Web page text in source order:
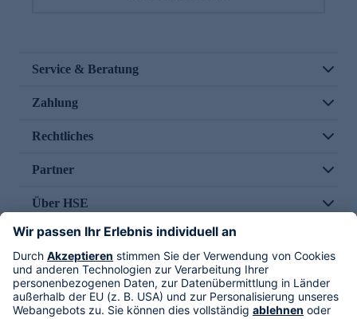
Service & Beratung
Zahlung
Rechtliches
Partner
Über HSE
Im TV
HSE International